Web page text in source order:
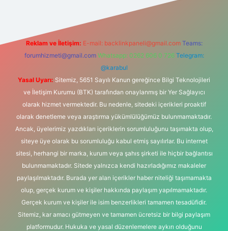
Reklam ve İletişim: E-mail: backlinkpaneli@gmail.com Teams:
forumhizmeti@gmail.com Whatsapp: 0262 606 0 726 Telegram:
@karabul
Yasal Uyarı: Sitemiz, 5651 Sayılı Kanun gereğince Bilgi Teknolojileri
ve İletişim Kurumu (BTK) tarafından onaylanmış bir Yer Sağlayıcı
olarak hizmet vermektedir. Bu nedenle, sitedeki içerikleri proaktif
olarak denetleme veya araştırma yükümlülüğümüz bulunmamaktadır.
Ancak, üyelerimiz yazdıkları içeriklerin sorumluluğunu taşımakta olup,
siteye üye olarak bu sorumluluğu kabul etmiş sayılırlar. Bu internet
sitesi, herhangi bir marka, kurum veya şahıs şirketi ile hiçbir bağlantısı
bulunmamaktadır. Sitede yalnızca kendi hazırladığımız makaleler
paylaşılmaktadır. Burada yer alan içerikler haber niteliği taşımamakta
olup, gerçek kurum ve kişiler hakkında paylaşım yapılmamaktadır.
Gerçek kurum ve kişiler ile isim benzerlikleri tamamen tesadüfidir.
Sitemiz, kar amacı gütmeyen ve tamamen ücretsiz bir bilgi paylaşım
platformudur. Hukuka ve yasal düzenlemelere aykırı olduğunu